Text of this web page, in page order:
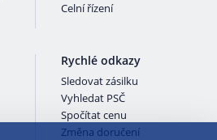
Celní řízení
Rychlé odkazy
Sledovat zásilku
Vyhledat PSČ
Spočítat cenu
Změna doručení